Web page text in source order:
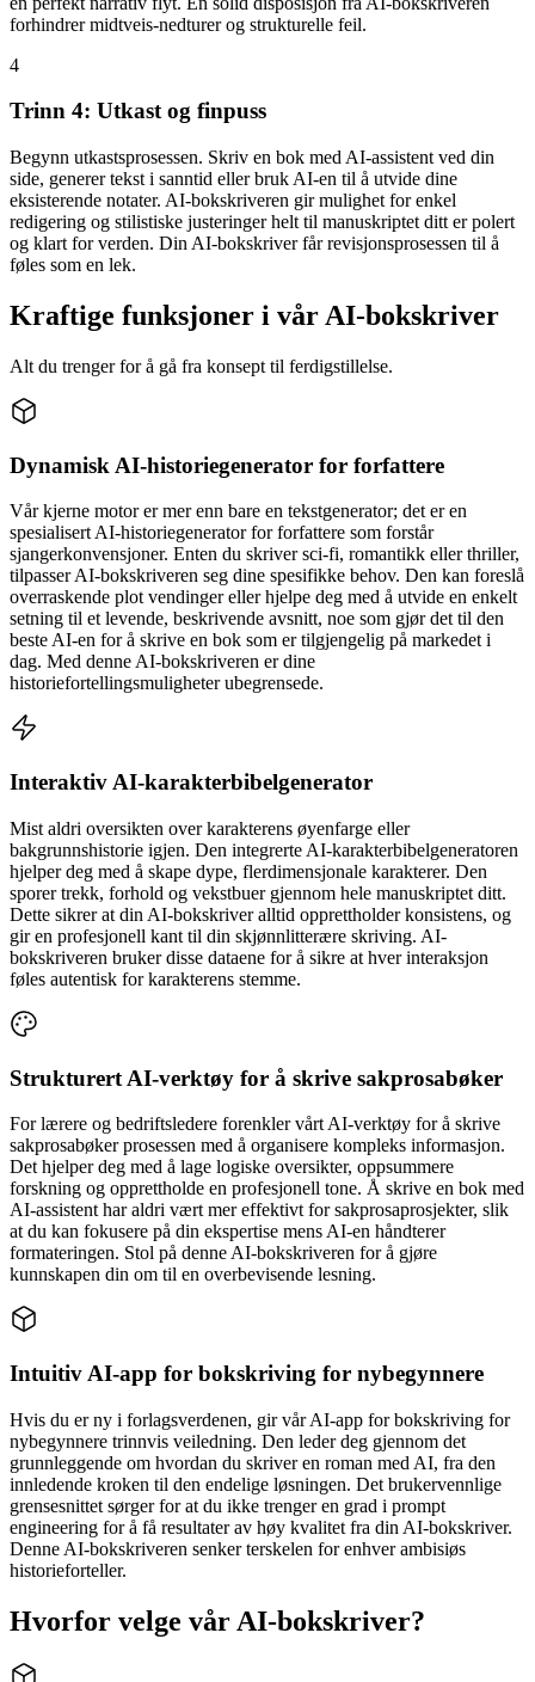
forhindrer midtveis-nedturer og strukturelle feil.
4
Trinn 4: Utkast og finpuss
Begynn utkastsprosessen. Skriv en bok med AI-assistent ved din
side, generer tekst i sanntid eller bruk AI-en til å utvide dine
eksisterende notater. AI-bokskriveren gir mulighet for enkel
redigering og stilistiske justeringer helt til manuskriptet ditt er polert
og klart for verden. Din AI-bokskriver får revisjonsprosessen til å
føles som en lek.
Kraftige funksjoner i vår AI-bokskriver
Alt du trenger for å gå fra konsept til ferdigstillelse.
Dynamisk AI-historiegenerator for forfattere
Vår kjerne motor er mer enn bare en tekstgenerator; det er en
spesialisert AI-historiegenerator for forfattere som forstår
sjangerkonvensjoner. Enten du skriver sci-fi, romantikk eller thriller,
tilpasser AI-bokskriveren seg dine spesifikke behov. Den kan foreslå
overraskende plot vendinger eller hjelpe deg med å utvide en enkelt
setning til et levende, beskrivende avsnitt, noe som gjør det til den
beste AI-en for å skrive en bok som er tilgjengelig på markedet i
dag. Med denne AI-bokskriveren er dine
historiefortellingsmuligheter ubegrensede.
Interaktiv AI-karakterbibelgenerator
Mist aldri oversikten over karakterens øyenfarge eller
bakgrunnshistorie igjen. Den integrerte AI-karakterbibelgeneratoren
hjelper deg med å skape dype, flerdimensjonale karakterer. Den
sporer trekk, forhold og vekstbuer gjennom hele manuskriptet ditt.
Dette sikrer at din AI-bokskriver alltid opprettholder konsistens, og
gir en profesjonell kant til din skjønnlitterære skriving. AI-
bokskriveren bruker disse dataene for å sikre at hver interaksjon
føles autentisk for karakterens stemme.
Strukturert AI-verktøy for å skrive sakprosabøker
For lærere og bedriftsledere forenkler vårt AI-verktøy for å skrive
sakprosabøker prosessen med å organisere kompleks informasjon.
Det hjelper deg med å lage logiske oversikter, oppsummere
forskning og opprettholde en profesjonell tone. Å skrive en bok med
AI-assistent har aldri vært mer effektivt for sakprosaprosjekter, slik
at du kan fokusere på din ekspertise mens AI-en håndterer
formateringen. Stol på denne AI-bokskriveren for å gjøre
kunnskapen din om til en overbevisende lesning.
Intuitiv AI-app for bokskriving for nybegynnere
Hvis du er ny i forlagsverdenen, gir vår AI-app for bokskriving for
nybegynnere trinnvis veiledning. Den leder deg gjennom det
grunnleggende om hvordan du skriver en roman med AI, fra den
innledende kroken til den endelige løsningen. Det brukervennlige
grensesnittet sørger for at du ikke trenger en grad i prompt
engineering for å få resultater av høy kvalitet fra din AI-bokskriver.
Denne AI-bokskriveren senker terskelen for enhver ambisiøs
historieforteller.
Hvorfor velge vår AI-bokskriver?